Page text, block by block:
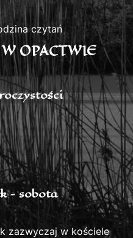
czytań
OPACTWIE
- sobota
zazwyczaj w kościele